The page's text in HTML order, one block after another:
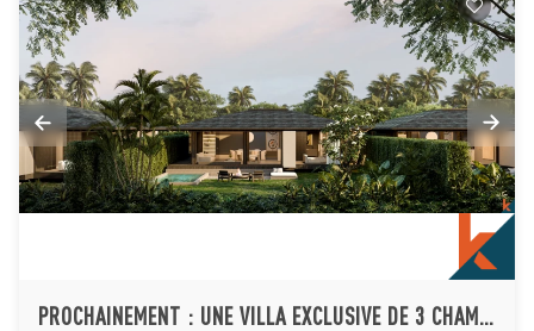
PROCHAINEMENT : UNE VILLA EXCLUSIVE DE 3 CHAMBRES À UBUD